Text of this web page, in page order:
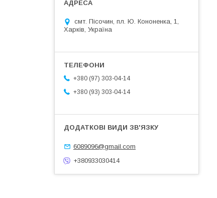
смт. Пісочин, пл. Ю. Кононенка, 1,
Харків, Україна
+380 (97) 303-04-14
+380 (93) 303-04-14
6089096@gmail.com
+380933030414